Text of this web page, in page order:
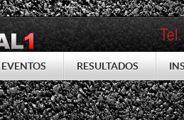
EVENTOS RESULTADOS